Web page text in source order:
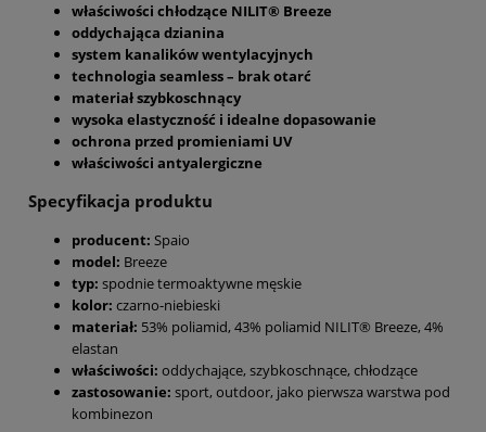
właściwości chłodzące NILIT® Breeze
oddychająca dzianina
system kanalików wentylacyjnych
technologia seamless – brak otarć
materiał szybkoschnący
wysoka elastyczność i idealne dopasowanie
ochrona przed promieniami UV
właściwości antyalergiczne
Specyfikacja produktu
producent: Spaio
model: Breeze
typ: spodnie termoaktywne męskie
kolor: czarno-niebieski
materiał: 53% poliamid, 43% poliamid NILIT® Breeze, 4%
elastan
właściwości: oddychające, szybkoschnące, chłodzące
zastosowanie: sport, outdoor, jako pierwsza warstwa pod
kombinezon